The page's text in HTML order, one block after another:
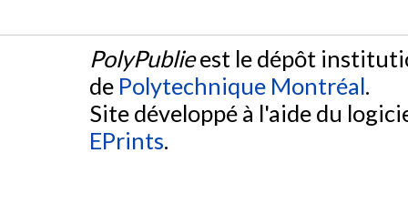
PolyPublieest le dépôt
de Polytechnique Montréal.
Site développé à l'aide du
EPrints.